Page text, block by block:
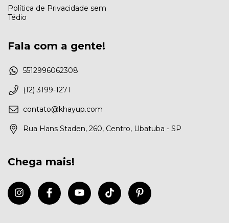
Política de Privacidade sem
Tédio
Fala com a gente!
5512996062308
(12) 3199-1271
contato@khayup.com
Rua Hans Staden, 260, Centro, Ubatuba - SP
Chega mais!